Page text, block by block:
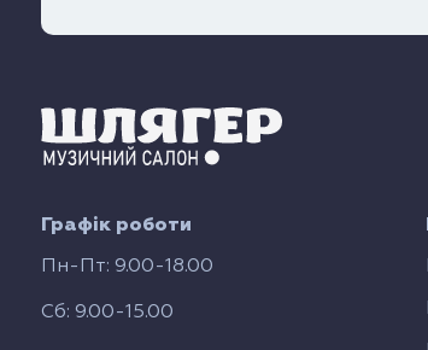
Графік роботи
Пн-Пт: 9.00-18.00
Сб: 9.00-15.00